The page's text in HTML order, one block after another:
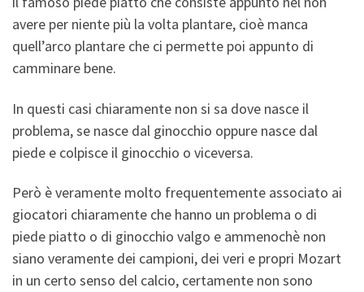
avere per niente più la volta plantare, cioè manca
quell’arco plantare che ci permette poi appunto di
camminare bene.
In questi casi chiaramente non si sa dove nasce il
problema, se nasce dal ginocchio oppure nasce dal
piede e colpisce il ginocchio o viceversa.
Però è veramente molto frequentemente associato ai
giocatori chiaramente che hanno un problema o di
piede piatto o di ginocchio valgo e ammenochè non
siano veramente dei campioni, dei veri e propri Mozart
in un certo senso del calcio, certamente non sono